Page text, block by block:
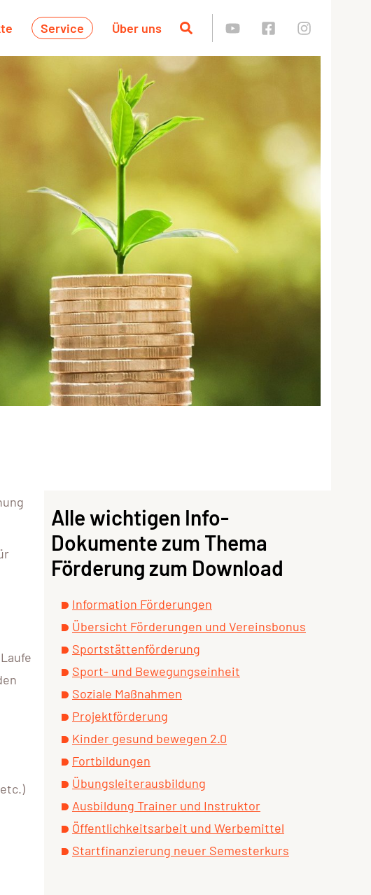
Service Über uns
Alle wichtigen Info-
Dokumente zum Thema
Förderung zum Download
Information Förderungen
Übersicht Förderungen und Vereinsbonus
Sportstättenförderung
Sport- und Bewegungseinheit
Soziale Maßnahmen
Projektförderung
Kinder gesund bewegen 2.0
Fortbildungen
Übungsleiterausbildung
Ausbildung Trainer und Instruktor
Öffentlichkeitsarbeit und Werbemittel
Startfinanzierung neuer Semesterkurs